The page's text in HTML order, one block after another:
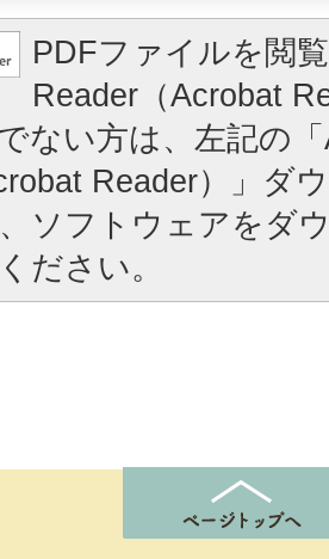
PDFファイルを閲
Reader（Acrobat
ない方は、左記の
Reader）」ダ
ソフトウェアをダ
ださい。